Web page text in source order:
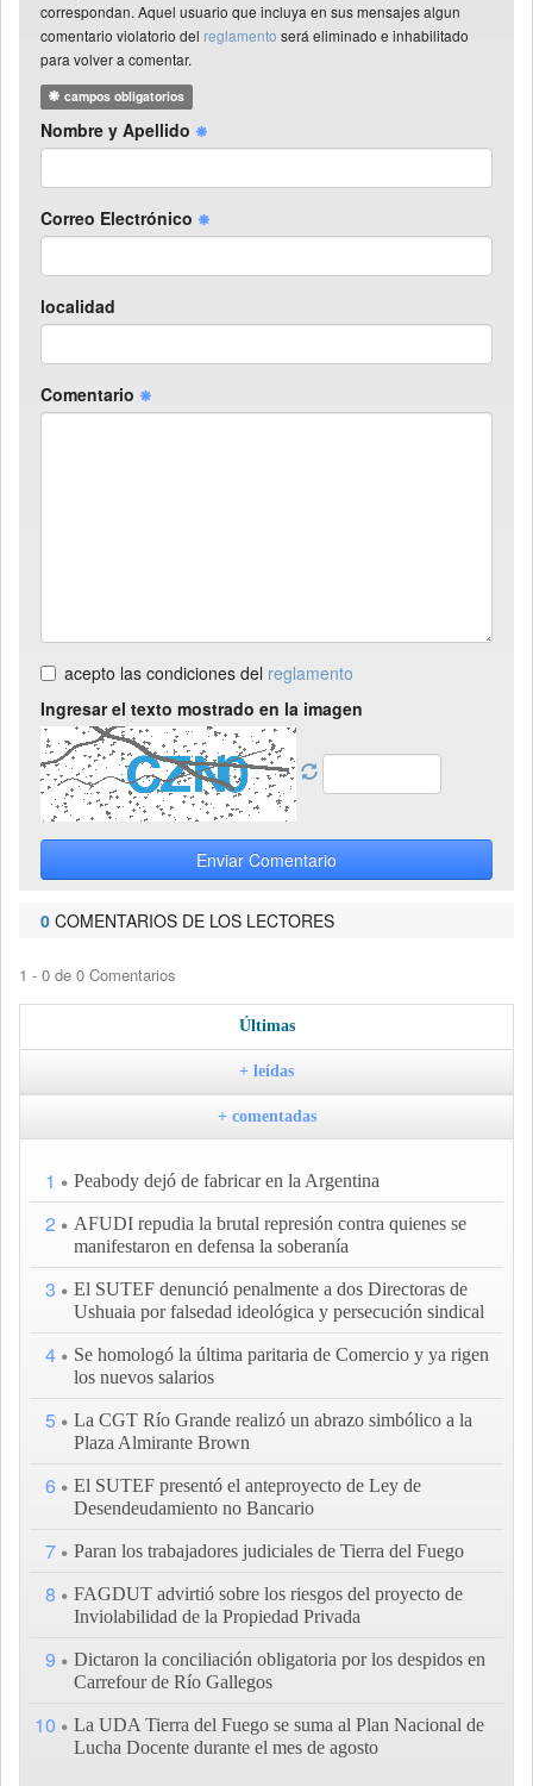
correspondan. Aquel usuario que incluya en sus mensajes algun
comentario violatorio del reglamento será eliminado e inhabilitado
para volver a comentar.
campos obligatorios
Nombre y Apellido
Correo Electrónico
localidad
Comentario
acepto las condiciones del reglamento
Ingresar el texto mostrado en la imagen
Enviar Comentario
0 COMENTARIOS DE LOS LECTORES
1 - 0 de 0 Comentarios
Últimas
+ leídas
+ comentadas
1 Peabody dejó de fabricar en la Argentina
2
AFUDI repudia la brutal represión contra quienes se
manifestaron en defensa la soberanía
3
El SUTEF denunció penalmente a dos Directoras de
Ushuaia por falsedad ideológica y persecución sindical
4
Se homologó la última paritaria de Comercio y ya rigen
los nuevos salarios
5
La CGT Río Grande realizó un abrazo simbólico a la
Plaza Almirante Brown
6
El SUTEF presentó el anteproyecto de Ley de
Desendeudamiento no Bancario
7 Paran los trabajadores judiciales de Tierra del Fuego
8
FAGDUT advirtió sobre los riesgos del proyecto de
Inviolabilidad de la Propiedad Privada
9
Dictaron la conciliación obligatoria por los despidos en
Carrefour de Río Gallegos
10
La UDA Tierra del Fuego se suma al Plan Nacional de
Lucha Docente durante el mes de agosto